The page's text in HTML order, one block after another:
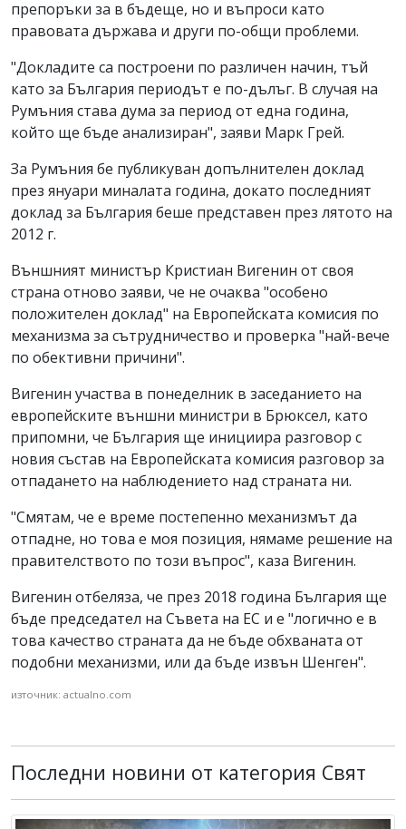
препоръки за в бъдеще, но и въпроси като
правовата държава и други по-общи проблеми.
"Докладите са построени по различен начин, тъй
като за България периодът е по-дълъг. В случая на
Румъния става дума за период от една година,
който ще бъде анализиран", заяви Марк Грей.
За Румъния бе публикуван допълнителен доклад
през януари миналата година, докато последният
доклад за България беше представен през лятото на
2012 г.
Външният министър Кристиан Вигенин от своя
страна отново заяви, че не очаква "особено
положителен доклад" на Европейската комисия по
механизма за сътрудничество и проверка "най-вече
по обективни причини".
Вигенин участва в понеделник в заседанието на
европейските външни министри в Брюксел, като
припомни, че България ще инициира разговор с
новия състав на Европейската комисия разговор за
отпадането на наблюдението над страната ни.
"Смятам, че е време постепенно механизмът да
отпадне, но това е моя позиция, нямаме решение на
правителството по този въпрос", каза Вигенин.
Вигенин отбеляза, че през 2018 година България ще
бъде председател на Съвета на ЕС и е "логично е в
това качество страната да не бъде обхваната от
подобни механизми, или да бъде извън Шенген".
източник: actualno.com
Последни новини от категория Свят